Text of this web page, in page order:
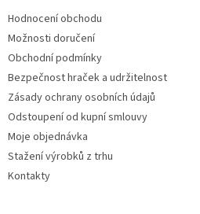
Hodnocení obchodu
Možnosti doručení
Obchodní podmínky
Bezpečnost hraček a udržitelnost
Zásady ochrany osobních údajů
Odstoupení od kupní smlouvy
Moje objednávka
Stažení výrobků z trhu
Kontakty